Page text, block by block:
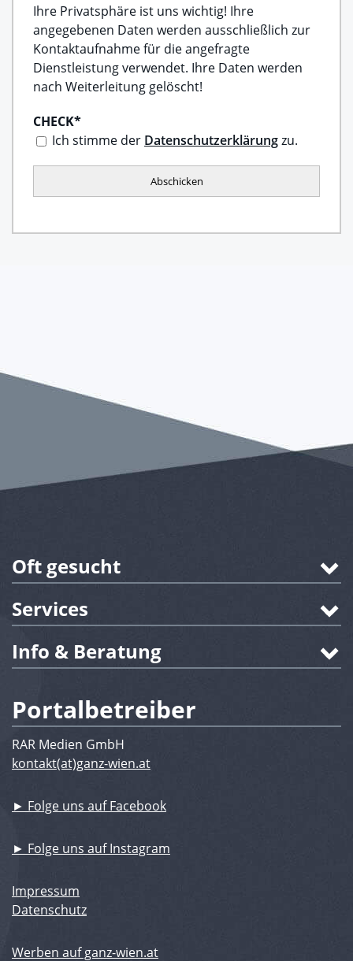
Ihre Privatsphäre ist uns wichtig! Ihre
angegebenen Daten werden ausschließlich zur
Kontaktaufnahme für die angefragte
Dienstleistung verwendet. Ihre Daten werden
nach Weiterleitung gelöscht!
CHECK*
Ich stimme der Datenschutzerklärungzu.
Oft gesucht
Services
Info & Beratung
Portalbetreiber
RAR Medien GmbH
kontakt(at)ganz-wien.at
► Folge uns auf Facebook
► Folge uns auf Instagram
Impressum
Datenschutz
Werben auf ganz-wien.at